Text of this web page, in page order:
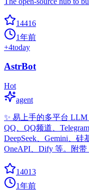
14416
1年前
+4today
AstrBot
Hot
agent
✨ 易上手的多平台
QQ、QQ频道、
DeepSeek、Gemini、硅
OneAPI、Dify 等。附带
14013
1年前